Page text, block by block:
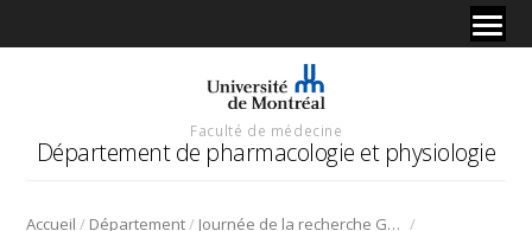
Faculté de médecine
Département de pharmacologie et physiologie
Accueil / Département/ Journée de la recherche Gabriel L. Plaa /